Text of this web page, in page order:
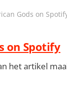
Gods on
on Spotify
het artikel